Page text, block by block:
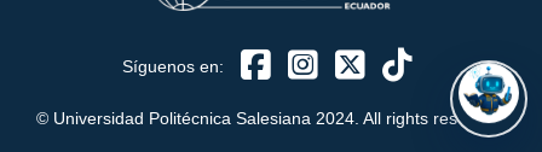
Síguenos en:
© Universidad Politécnica Salesiana 2024. All rights reserved.